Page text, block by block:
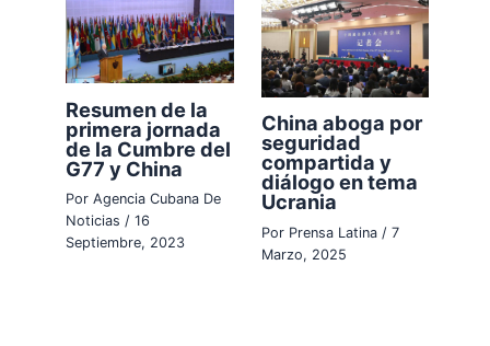
Resumen de la
primera jornada
de la Cumbre del
G77 y China
PorAgencia Cubana De
Noticias /16
Septiembre, 2023
China aboga por
seguridad
compartida y
diálogo en tema
Ucrania
Por Prensa Latina / 7
Marzo, 2025